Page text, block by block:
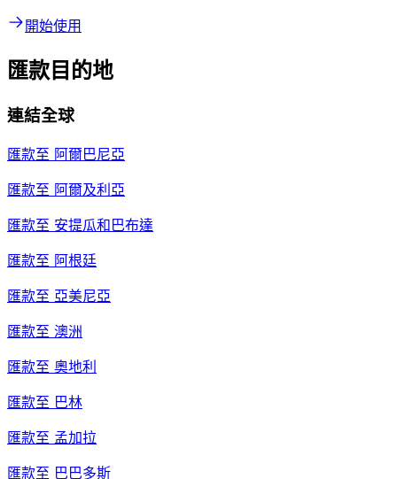
開始使用
匯款目的地
連結全球
匯款至 阿爾巴尼亞
匯款至 阿爾及利亞
匯款至 安提瓜和巴布達
匯款至 阿根廷
匯款至 亞美尼亞
匯款至 澳洲
匯款至 奧地利
匯款至 巴林
匯款至 孟加拉
匯款至 巴巴多斯